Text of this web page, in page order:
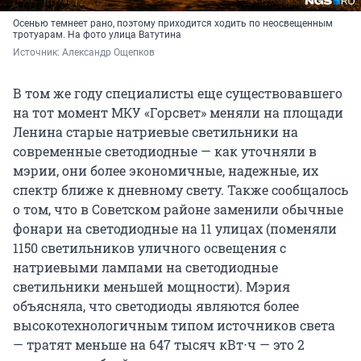
Осенью темнеет рано, поэтому приходится ходить по неосвещенным
тротуарам. На фото улица Ватутина
Источник: Александр Ощепков
В том же году специалисты еще существовавшего
на тот момент МКУ «Горсвет» меняли на площади
Ленина старые натриевые светильники на
современные светодиодные — как уточняли в
мэрии, они более экономичные, надежные, их
спектр ближе к дневному свету. Также сообщалось
о том, что в Советском районе заменили обычные
фонари на светодиодные на 11 улицах (поменяли
1150 светильников уличного освещения с
натриевыми лампами на светодиодные
светильники меньшей мощности). Мэрия
объясняла, что светодиоды являются более
высокотехнологичным типом источников света
— тратят меньше на 647 тысяч кВт⋅ч — это 2